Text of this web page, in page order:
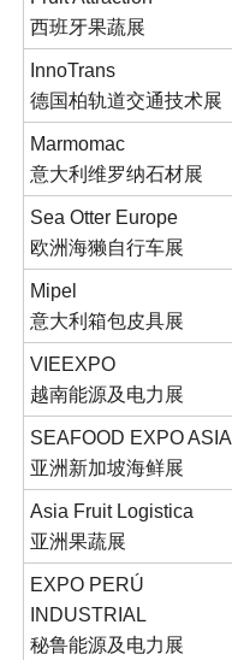
西班牙果蔬展
InnoTrans
德国柏轨道交通技术展
Marmomac
意大利维罗纳石材展
Sea Otter Europe
欧洲海獭自行车展
Mipel
意大利箱包皮具展
VIEEXPO
越南能源及电力展
SEAFOOD EXPO ASIA
亚洲新加坡海鲜展
Asia Fruit Logistica
亚洲果蔬展
EXPO PERÚ
INDUSTRIAL
秘鲁能源及电力展